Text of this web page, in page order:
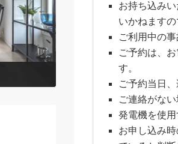
お持ち込み
いかねます
ご利用中の
ご予約は、
す。
ご予約当日
ご連絡がな
発電機を使用
お申し込み